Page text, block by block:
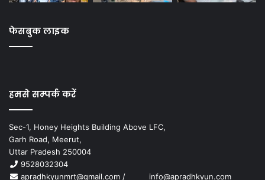
फेसबुक लाइक
हमसे सम्पर्क करें
Sec-1, Honey Heights Building Above LFC,
Garh Road, Meerut,
Uttar Pradesh 250004
9528032304
apradhkyunmrt@gmail.com / info@apradhkyun.com